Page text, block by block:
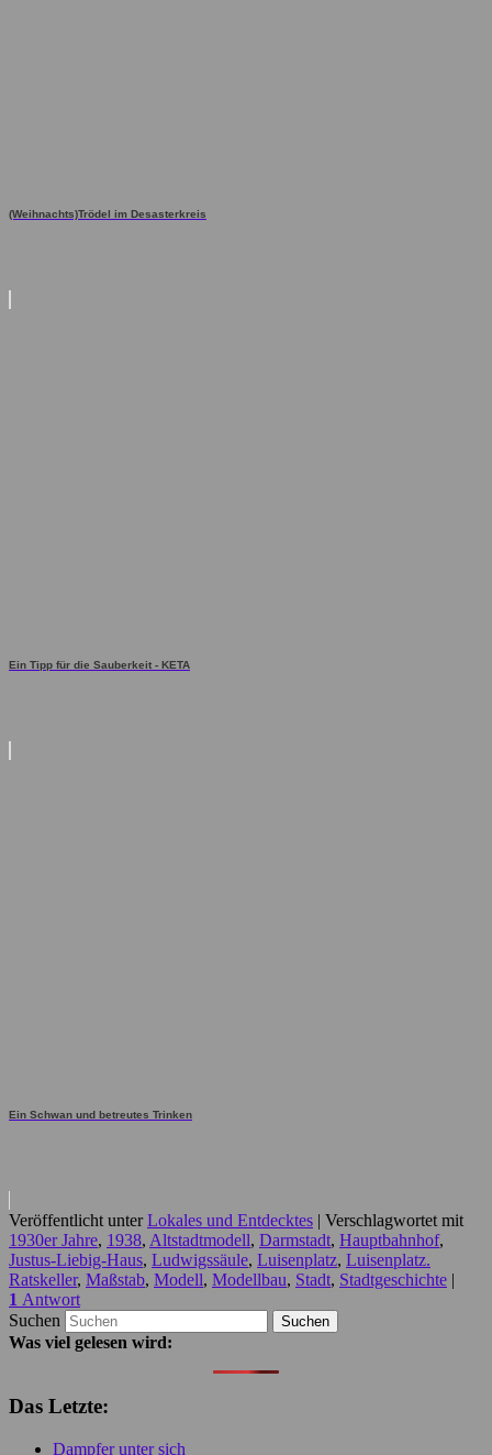
(Weihnachts)Trödel im Desasterkreis
Ein Tipp für die Sauberkeit - KETA
Ein Schwan und betreutes Trinken
Veröffentlicht unter Lokales und Entdecktes | Verschlagwortet mit
1930er Jahre, 1938, Altstadtmodell, Darmstadt, Hauptbahnhof,
Justus-Liebig-Haus, Ludwigssäule, Luisenplatz, Luisenplatz.
Ratskeller, Maßstab, Modell, Modellbau, Stadt, Stadtgeschichte |
1 Antwort
Suchen
Was viel gelesen wird:
Das Letzte:
Dampfer unter sich